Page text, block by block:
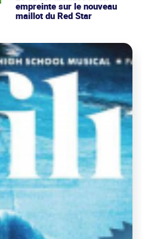
empreinte sur le nouveau
maillot du Red Star